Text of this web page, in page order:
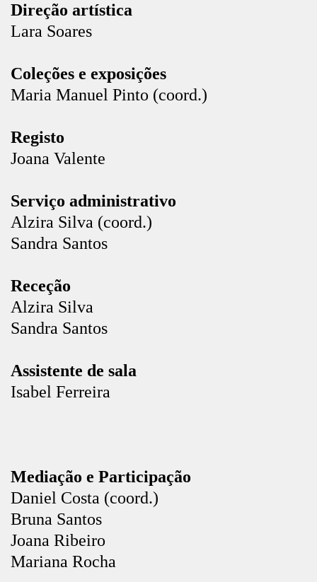
Direção artística
Lara Soares
Coleções e exposições
Maria Manuel Pinto (coord.)
Registo
Joana Valente
Serviço administrativo
Alzira Silva (coord.)
Sandra Santos
Receção
Alzira Silva
Sandra Santos
Assistente de sala
Isabel Ferreira
Mediação e Participação
Daniel Costa (coord.)
Bruna Santos
Joana Ribeiro
Mariana Rocha